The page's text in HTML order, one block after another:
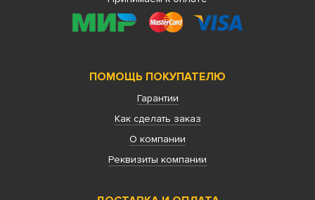
ПОМОЩЬ ПОКУПАТЕЛЮ
Гарантии
Как сделать заказ
О компании
Реквизиты компании